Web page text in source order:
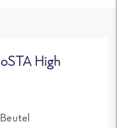
High